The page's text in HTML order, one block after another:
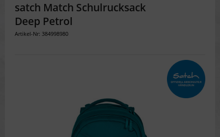
satch Match Schulrucksack
Deep Petrol
Artikel-Nr: 384998980